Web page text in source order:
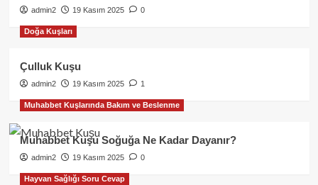
admin2 19 Kasım 2025 0
Doğa Kuşları
Çulluk Kuşu
admin2 19 Kasım 2025 1
Muhabbet Kuşlarında Bakım ve Beslenme
Muhabbet Kuşu Soğuğa Ne Kadar Dayanır?
admin2 19 Kasım 2025 0
Hayvan Sağlığı Soru Cevap